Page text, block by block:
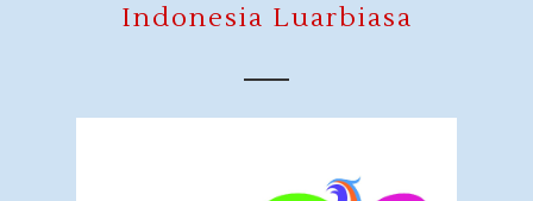
Indonesia Luarbiasa